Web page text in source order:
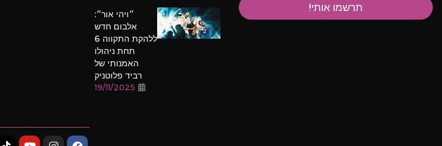
תרשמו אותי!
״ויהי אור״:
אלבום חדש
ללהקת התקווה 6
תחת ניהולו
האמנותי של
רביד פלוטניק
19/11/2025